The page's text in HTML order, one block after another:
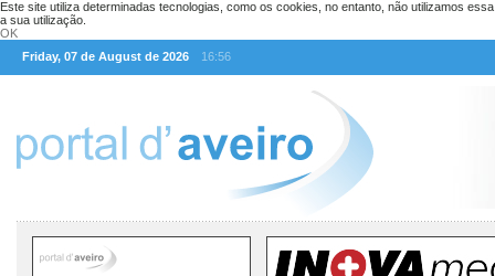
Este site utiliza determinadas tecnologias, como os cookies, no entanto, não utilizamos
a sua utilização.
OK
Friday, 07 de August de 2026
16:56